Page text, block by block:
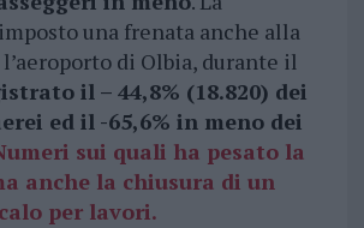
una frenata anche alla
l’aeroporto di Olbia, durante il
il – 44,8% (18.820) dei
ed il -65,6% in meno dei
sui quali ha pesato la
anche la chiusura di un
per lavori.